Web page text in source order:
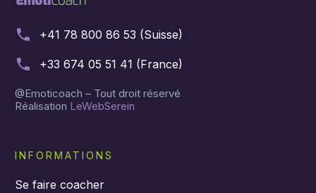
+41 78 800 86 53 (Suisse)
+33 674 05 51 41 (France)
@Emoticoach – Tout droit réservé
Réalisation LeWebSerein
INFORMATIONS
Se faire coacher